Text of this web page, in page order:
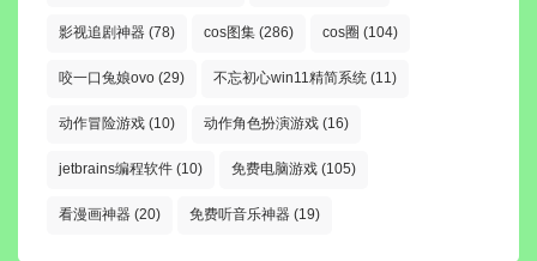
影视追剧神器 (78) cos图集 (286) cos圈 (104)
咬一口兔娘ovo (29) 不忘初心win11精简系统 (11)
动作冒险游戏 (10) 动作角色扮演游戏 (16)
jetbrains编程软件 (10) 免费电脑游戏 (105)
看漫画神器 (20) 免费听音乐神器 (19)